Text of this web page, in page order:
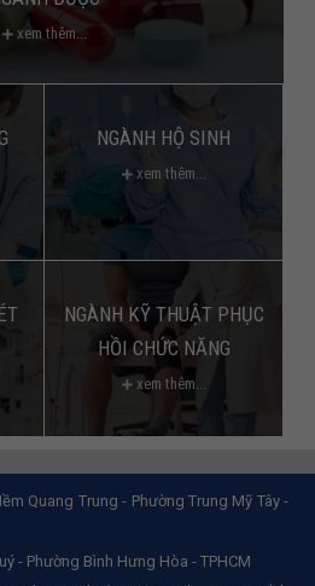
xem thêm...
NGÀNH HỘ SINH
xem thêm...
NGÀNH KỸ THUẬT PHỤC
HỒI CHỨC NĂNG
xem thêm...
Quang Trung - Phường Trung Mỹ Tây -
- Phường Bình Hưng Hòa - TPHCM